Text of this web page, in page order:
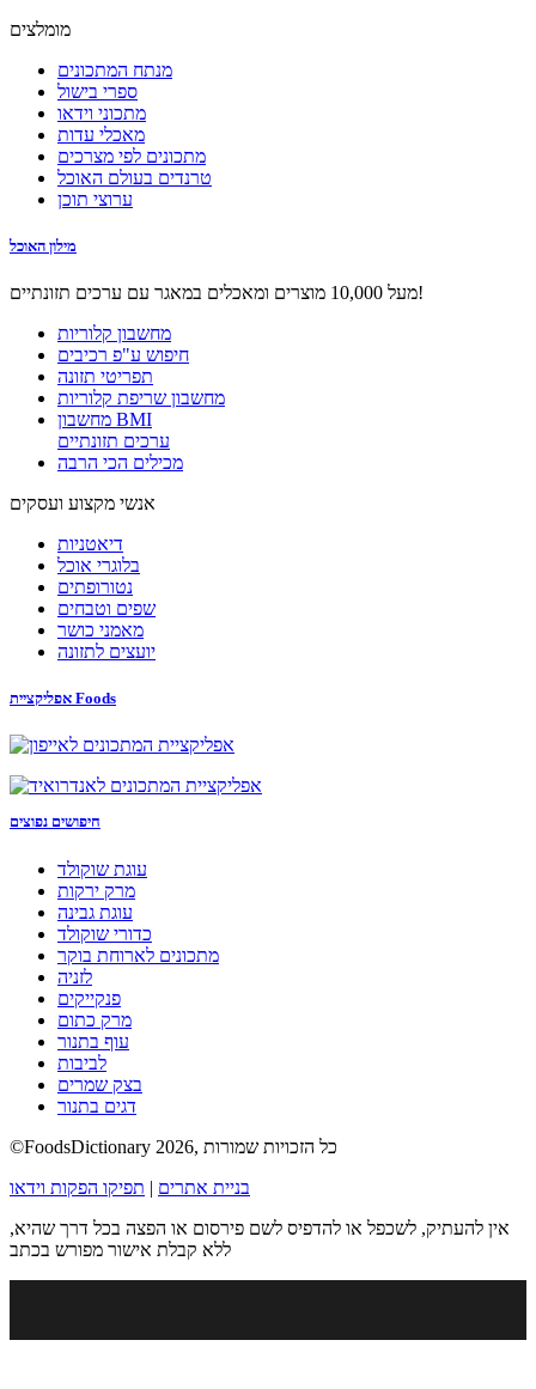
מומלצים
מנתח המתכונים
ספרי בישול
מתכוני וידאו
מאכלי עדות
מתכונים לפי מצרכים
טרנדים בעולם האוכל
ערוצי תוכן
מילון האוכל
מעל 10,000 מוצרים ומאכלים במאגר עם ערכים תזונתיים!
מחשבון קלוריות
חיפוש ע"פ רכיבים
תפריטי תזונה
מחשבון שריפת קלוריות
מחשבון BMI
ערכים תזונתיים
מכילים הכי הרבה
אנשי מקצוע ועסקים
דיאטניות
בלוגרי אוכל
נטורופתים
שפים וטבחים
מאמני כושר
יועצים לתזונה
אפליקציית Foods
חיפושים נפוצים
עוגת שוקולד
מרק ירקות
עוגת גבינה
כדורי שוקולד
מתכונים לארוחת בוקר
לזניה
פנקייקים
מרק כתום
עוף בתנור
לביבות
בצק שמרים
דגים בתנור
©FoodsDictionary 2026, כל הזכויות שמורות
בניית אתרים | תפיקו הפקות וידאו
אין להעתיק, לשכפל או להדפיס לשם פירסום או הפצה בכל דרך שהיא,
ללא קבלת אישור מפורש בכתב